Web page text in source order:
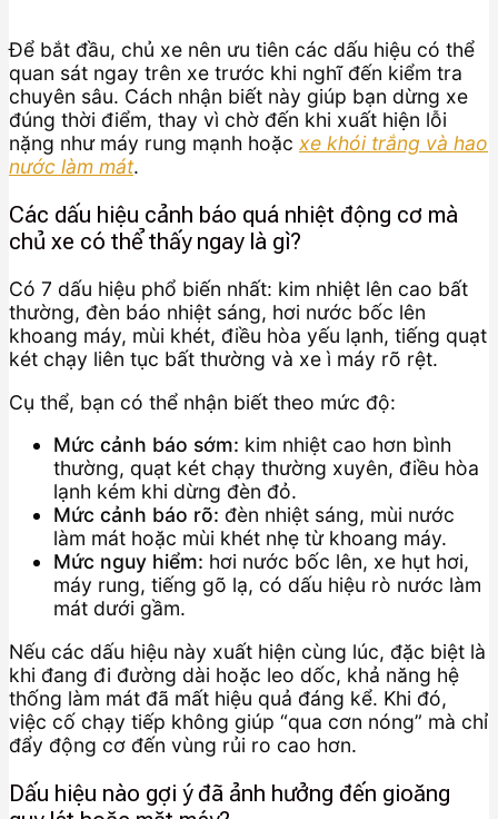
Để bắt đầu, chủ xe nên ưu tiên các dấu hiệu có thể
quan sát ngay trên xe trước khi nghĩ đến kiểm tra
chuyên sâu. Cách nhận biết này giúp bạn dừng xe
đúng thời điểm, thay vì chờ đến khi xuất hiện lỗi
nặng như máy rung mạnh hoặc xe khói trắng và hao
nước làm mát.
Các dấu hiệu cảnh báo quá nhiệt động cơ mà
chủ xe có thể thấy ngay là gì?
Có 7 dấu hiệu phổ biến nhất: kim nhiệt lên cao bất
thường, đèn báo nhiệt sáng, hơi nước bốc lên
khoang máy, mùi khét, điều hòa yếu lạnh, tiếng quạt
két chạy liên tục bất thường và xe ì máy rõ rệt.
Cụ thể, bạn có thể nhận biết theo mức độ:
Mức cảnh báo sớm: kim nhiệt cao hơn bình
thường, quạt két chạy thường xuyên, điều hòa
lạnh kém khi dừng đèn đỏ.
Mức cảnh báo rõ: đèn nhiệt sáng, mùi nước
làm mát hoặc mùi khét nhẹ từ khoang máy.
Mức nguy hiểm: hơi nước bốc lên, xe hụt hơi,
máy rung, tiếng gõ lạ, có dấu hiệu rò nước làm
mát dưới gầm.
Nếu các dấu hiệu này xuất hiện cùng lúc, đặc biệt là
khi đang đi đường dài hoặc leo dốc, khả năng hệ
thống làm mát đã mất hiệu quả đáng kể. Khi đó,
việc cố chạy tiếp không giúp “qua cơn nóng” mà chỉ
đẩy động cơ đến vùng rủi ro cao hơn.
Dấu hiệu nào gợi ý đã ảnh hưởng đến gioăng